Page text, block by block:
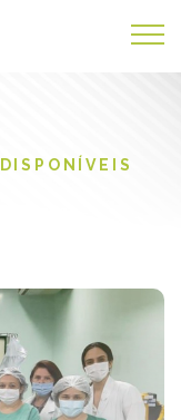
DISPONÍVEIS